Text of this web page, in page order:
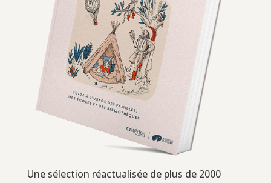
Une sélection réactualisée de plus de 2000